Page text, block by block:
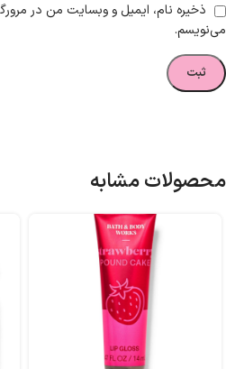
ذخیره نام، ایمیل و وبسایت من در
می‌نویسم.
محصولات مشابه